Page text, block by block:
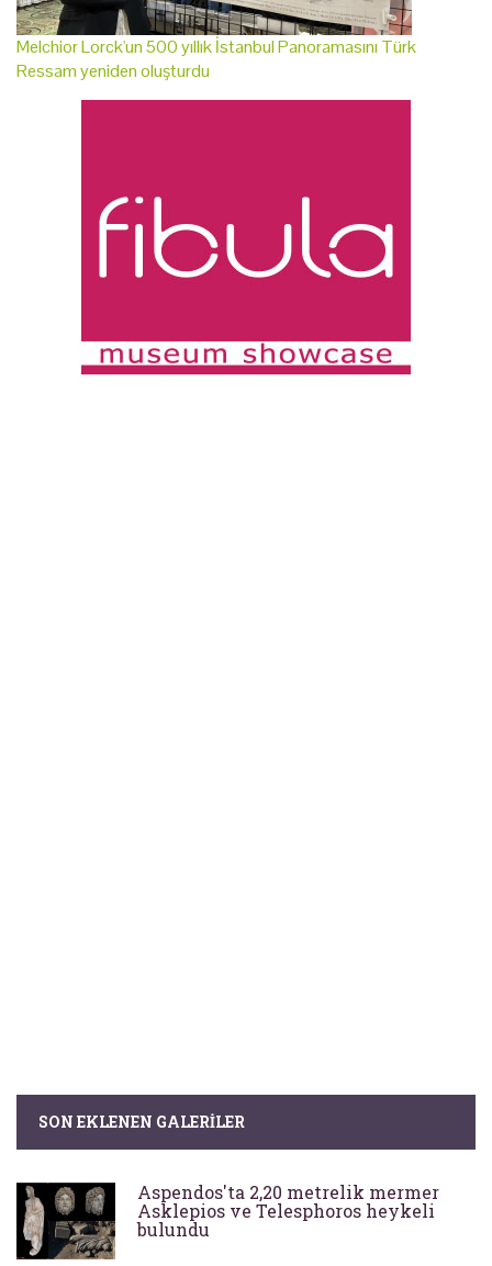
Melchior Lorck'un 500 yıllık İstanbul Panoramasını Türk
Ressam yeniden oluşturdu
SON EKLENEN GALERILER
Aspendos'ta 2,20 metrelik mermer
Asklepios ve Telesphoros heykeli
bulundu